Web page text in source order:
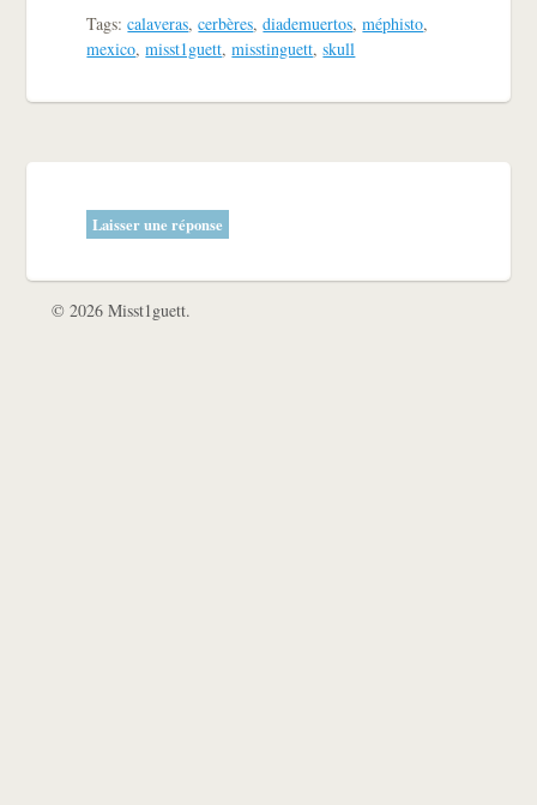
Tags: calaveras,cerbères,diademuertos,méphisto,
mexico,misst1guett,misstinguett,skull
Laisser une réponse
© 2026 Misst1guett.